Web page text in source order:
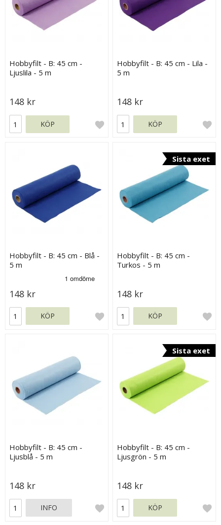
Hobbyfilt - B: 45 cm -
Ljuslila - 5 m
148 kr
KÖP
Hobbyfilt - B: 45 cm - Lila -
5 m
148 kr
KÖP
Hobbyfilt - B: 45 cm - Blå -
5 m
148 kr
KÖP
Sista exet
Hobbyfilt - B: 45 cm -
Turkos - 5 m
148 kr
KÖP
Hobbyfilt - B: 45 cm -
Ljusblå - 5 m
148 kr
INFO
Sista exet
Hobbyfilt - B: 45 cm -
Ljusgrön - 5 m
148 kr
KÖP